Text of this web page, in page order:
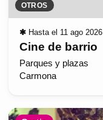
OTROS
✱ Hasta el 11 ago 2026
Cine de barrio
Parques y plazas
Carmona